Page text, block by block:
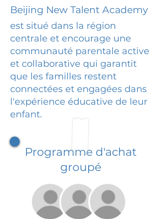
Beijing New Talent Academy
est situé dans la région
centrale et encourage une
communauté parentale active
et collaborative qui garantit
que les familles restent
connectées et engagées dans
l'expérience éducative de leur
enfant.
Programme d'achat
groupé